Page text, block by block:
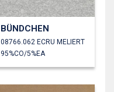
BÜNDCHEN
08766.062 ECRU MELIERT
95%CO/5%EA